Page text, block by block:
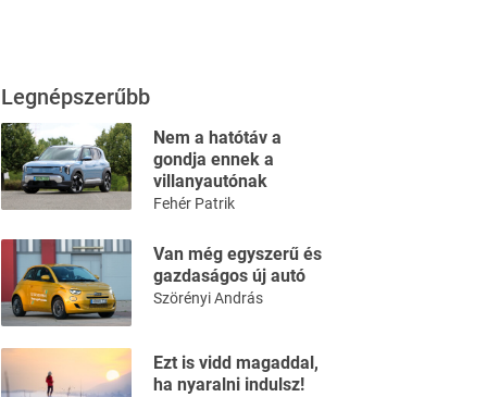
Legnépszerűbb
Nem a hatótáv a
gondja ennek a
villanyautónak
Fehér Patrik
Van még egyszerű és
gazdaságos új autó
Szörényi András
Ezt is vidd magaddal,
ha nyaralni indulsz!